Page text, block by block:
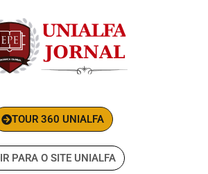
TOUR 360 UNIALFA
IR PARA O SITE UNIALFA